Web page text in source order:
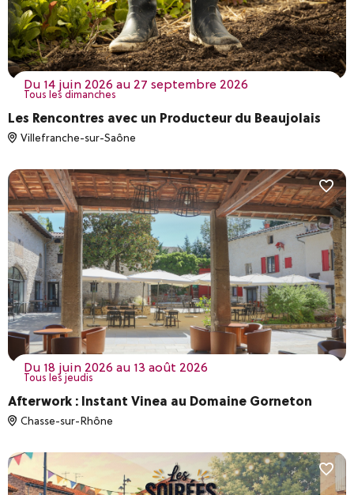
Tous les dimanches
du 14 juin 2026 au 27 septembre 2026
Les Rencontres avec un Producteur du Beaujolais
Villefranche-sur-Saône
Tous les jeudis
du 18 juin 2026 au 13 août 2026
Afterwork : Instant Vinea au Domaine Gorneton
Chasse-sur-Rhône